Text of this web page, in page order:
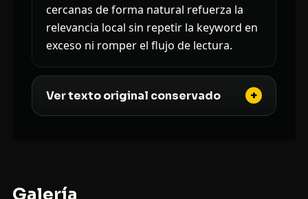
cercanas de forma natural refuerza la
relevancia local sin repetir la keyword en
exceso ni romper el flujo de lectura.
Ver texto original conservado
Galería